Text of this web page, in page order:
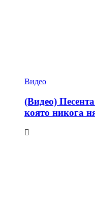
Видео
(Видео)
която никога